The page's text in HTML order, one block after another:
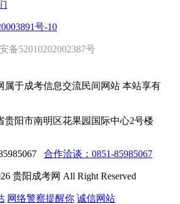
号-10
备52010202002387号
属于成考信息交流民间网站 本站享有
贵阳市南明区花果园国际中心2号楼
合作洽谈：0851-85985067
贵阳成考网 All Right Reserved
网络警察提醒你 诚信网站